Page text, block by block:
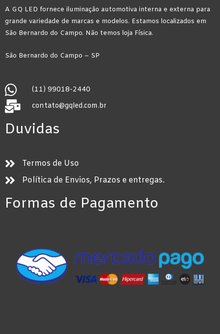
A GQ LED fornece iluminação automotiva interna e externa para
grande variedade de marcas e modelos. Estamos localizados em
São Bernardo do Campo. Não temos loja Física.
São Bernardo do Campo – SP
(11) 99018-2440
contato@gqled.com.br
Duvidas
Termos de Uso
Política de Envios, Prazos e entregas.
Formas de Pagamento